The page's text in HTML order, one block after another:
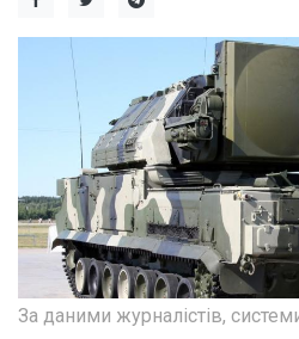
За даними журналістів,